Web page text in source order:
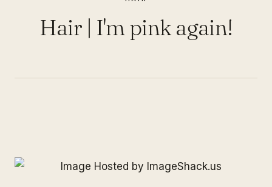
Hair | I'm pink again!